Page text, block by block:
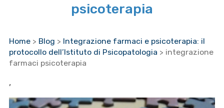
psicoterapia
Home > Blog > Integrazione farmaci e psicoterapia: il
protocollo dell’Istituto di Psicopatologia > integrazione
farmaci psicoterapia
,